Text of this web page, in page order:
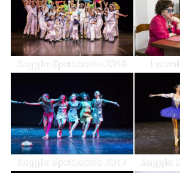
Saggio Spettacolo 2018
Saggio Spettacolo 2017 Saggio